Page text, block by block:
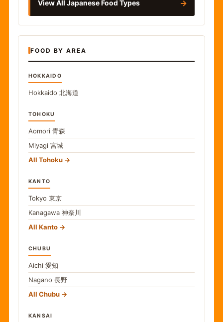
View All Japanese Food Types →
FOOD BY AREA
HOKKAIDO
Hokkaido 北海道
TOHOKU
Aomori 青森
Miyagi 宮城
All Tohoku
KANTO
Tokyo 東京
Kanagawa 神奈川
All Kanto
CHUBU
Aichi 愛知
Nagano 長野
All Chubu
KANSAI